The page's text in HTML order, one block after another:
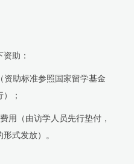
助：
资助标准参照国家留学基金
；
用（由访学人员先行垫付，
式发放）。